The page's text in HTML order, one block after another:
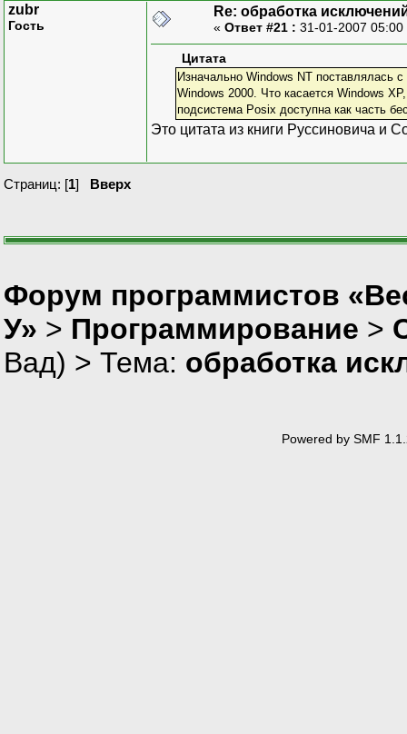
zubr
Гость
Re: обработка
« Ответ #21 : 31-01-2007
Цитата
Изначально Windows NT поставлялась
Windows 2000. Что касается Windows
подсистема Posix доступна как часть
Это цитата из книги Руссиновича и
Страниц: [1] Вверх
Форум программистов
У» > Программирование >
Вад) > Тема: обработка
Powered by SMF